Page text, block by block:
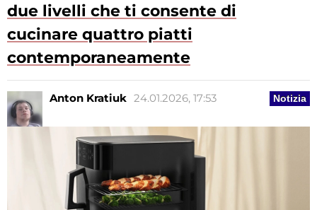
due livelli che ti consente di
cucinare quattro piatti
contemporaneamente
Notizia
Anton Kratiuk 24.01.2026, 17:53